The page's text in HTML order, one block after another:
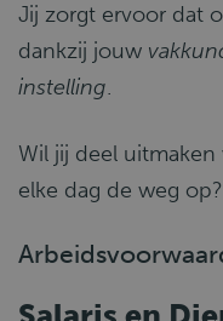
Jij zorgt ervoor dat
dankzij jouw
instelling.
Wil jij deel uitmaken
elke dag de weg